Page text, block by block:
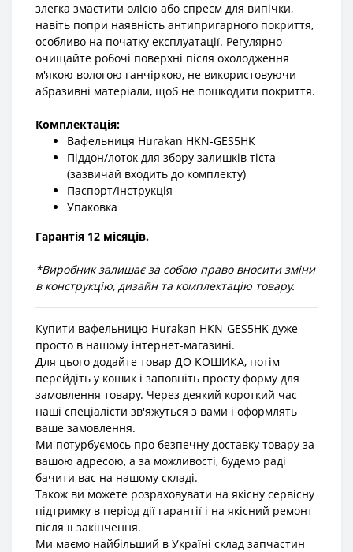
злегка змастити олією або спреєм для випічки,
навіть попри наявність антипригарного покриття,
особливо на початку експлуатації. Регулярно
очищайте робочі поверхні після охолодження
м'якою вологою ганчіркою, не використовуючи
абразивні матеріали, щоб не пошкодити покриття.
Комплектація:
Вафельниця Hurakan HKN-GES5HK
Піддон/лоток для збору залишків тіста
(зазвичай входить до комплекту)
Паспорт/Інструкція
Упаковка
Гарантія 12 місяців.
*Виробник залишає за собою право вносити зміни
в конструкцію, дизайн та комплектацію товару.
Купити вафельницю Hurakan HKN-GES5HK дуже
просто в нашому інтернет-магазині.
Для цього додайте товар ДО КОШИКА, потім
перейдіть у кошик і заповніть просту форму для
замовлення товару. Через деякий короткий час
наші спеціалісти зв'яжуться з вами і оформлять
ваше замовлення.
Ми потурбуємось про безпечну доставку товару за
вашою адресою, а за можливості, будемо раді
бачити вас на нашому складі.
Також ви можете розраховувати на якісну сервісну
підтримку в період дії гарантії і на якісний ремонт
після її закінчення.
Ми маємо найбільший в Україні склад запчастин